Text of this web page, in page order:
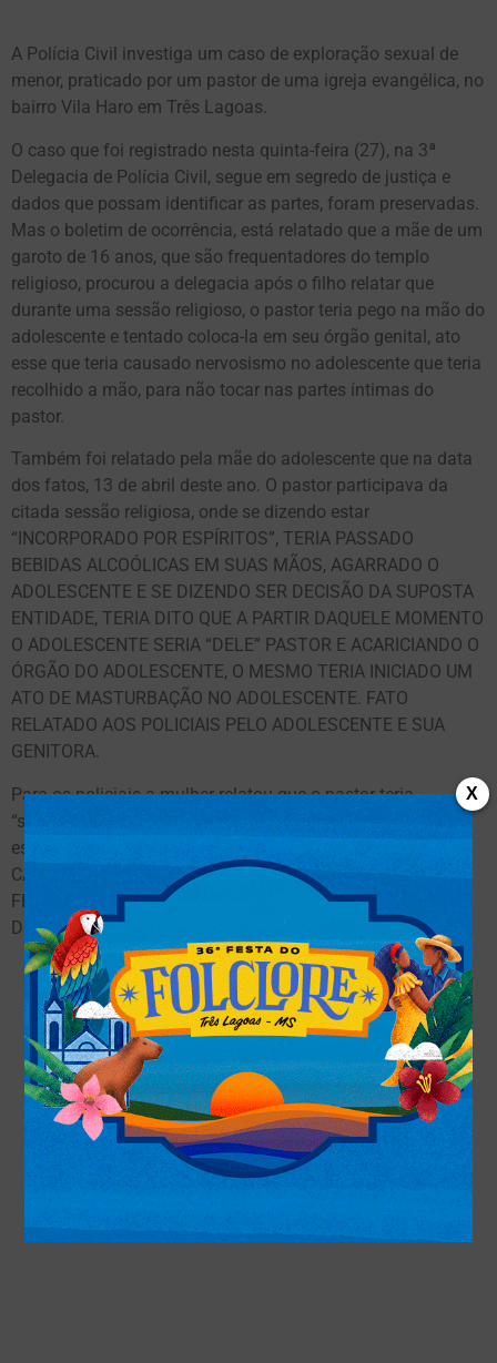
A Polícia Civil investiga um caso de exploração sexual de
menor, praticado por um pastor de uma igreja evangélica, no
bairro Vila Haro em Três Lagoas.
O caso que foi registrado nesta quinta-feira (27), na 3ª
Delegacia de Polícia Civil, segue em segredo de justiça e
dados que possam identificar as partes, foram preservadas.
Mas o boletim de ocorrência, está relatado que a mãe de um
garoto de 16 anos, que são frequentadores do templo
religioso, procurou a delegacia após o filho relatar que
durante uma sessão religioso, o pastor teria pego na mão do
adolescente e tentado coloca-la em seu órgão genital, ato
esse que teria causado nervosismo no adolescente que teria
recolhido a mão, para não tocar nas partes íntimas do
pastor.
Também foi relatado pela mãe do adolescente que na data
dos fatos, 13 de abril deste ano. O pastor participava da
citada sessão religiosa, onde se dizendo estar
“INCORPORADO POR ESPÍRITOS”, TERIA PASSADO
BEBIDAS ALCOÓLICAS EM SUAS MÃOS, AGARRADO O
ADOLESCENTE E SE DIZENDO SER DECISÃO DA SUPOSTA
ENTIDADE, TERIA DITO QUE A PARTIR DAQUELE MOMENTO
O ADOLESCENTE SERIA “DELE” PASTOR E ACARICIANDO O
ÓRGÃO DO ADOLESCENTE, O MESMO TERIA INICIADO UM
ATO DE MASTURBAÇÃO NO ADOLESCENTE. FATO
RELATADO AOS POLICIAIS PELO ADOLESCENTE E SUA
GENITORA.
Para os policiais a mulher relatou que o pastor teria
“sumido”, após vários comentários que o tal líder religioso,
estaria realizando sexo oral, em adolescentes e crianças. O
CASO FOI RELATADO VERBALMENTE AO DELEGADO
FERNANDO CASATTI E SERÁ INVESTIGADO PELA 3ª
DELEGACIA DE POLÍCIA CIVIL.
X